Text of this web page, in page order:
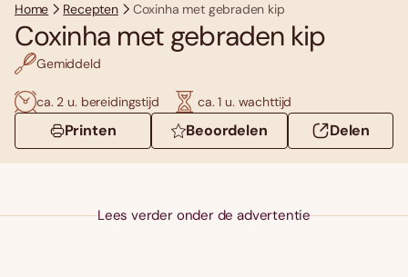
Home Recepten Coxinha met gebraden kip
Coxinha met gebraden kip
Gemiddeld
ca. 2 u. bereidingstijd ca. 1 u. wachttijd
Printen Beoordelen Delen
Lees verder onder de advertentie